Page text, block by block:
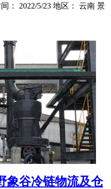
： 2022/5/23 地区： 云南 景
象谷冷链物流及仓